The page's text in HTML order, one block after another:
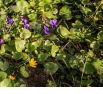
© Molnár Ferenc/SRR